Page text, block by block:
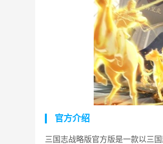
官方介绍
三国志战略版官方版是一款以三